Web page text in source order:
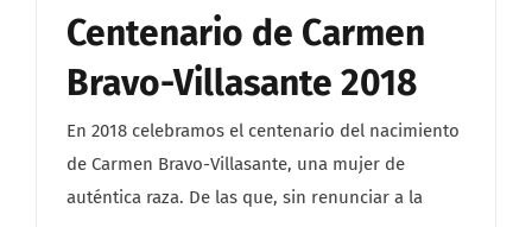
Centenario de Carmen
Bravo-Villasante 2018
En 2018 celebramos el centenario del nacimiento
de Carmen Bravo-Villasante, una mujer de
auténtica raza. De las que, sin renunciar a la